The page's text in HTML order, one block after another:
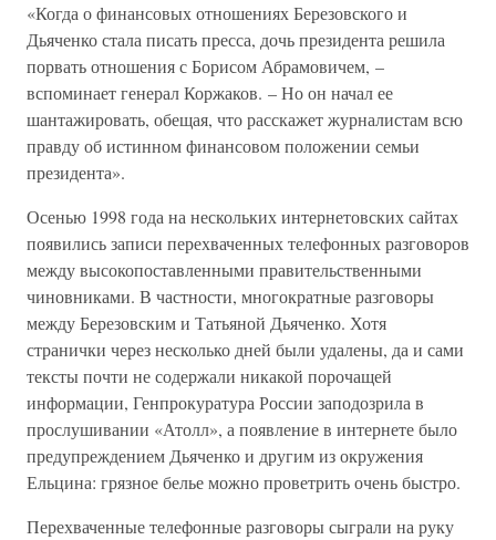
«Когда о финансовых отношениях Березовского и
Дьяченко стала писать пресса, дочь президента решила
порвать отношения с Борисом Абрамовичем, –
вспоминает генерал Коржаков. – Но он начал ее
шантажировать, обещая, что расскажет журналистам всю
правду об истинном финансовом положении семьи
президента».
Осенью 1998 года на нескольких интернетовских сайтах
появились записи перехваченных телефонных разговоров
между высокопоставленными правительственными
чиновниками. В частности, многократные разговоры
между Березовским и Татьяной Дьяченко. Хотя
странички через несколько дней были удалены, да и сами
тексты почти не содержали никакой порочащей
информации, Генпрокуратура России заподозрила в
прослушивании «Атолл», а появление в интернете было
предупреждением Дьяченко и другим из окружения
Ельцина: грязное белье можно проветрить очень быстро.
Перехваченные телефонные разговоры сыграли на руку